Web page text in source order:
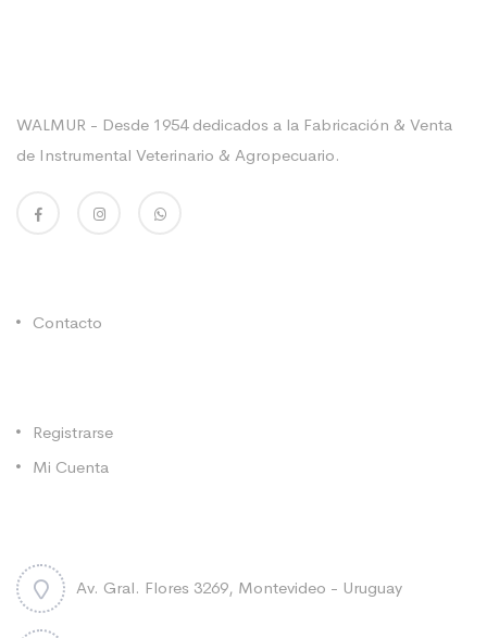
WALMUR - Desde 1954 dedicados a la Fabricación & Venta
de Instrumental Veterinario & Agropecuario.
Contacto
Registrarse
Mi Cuenta
Av. Gral. Flores 3269, Montevideo - Uruguay